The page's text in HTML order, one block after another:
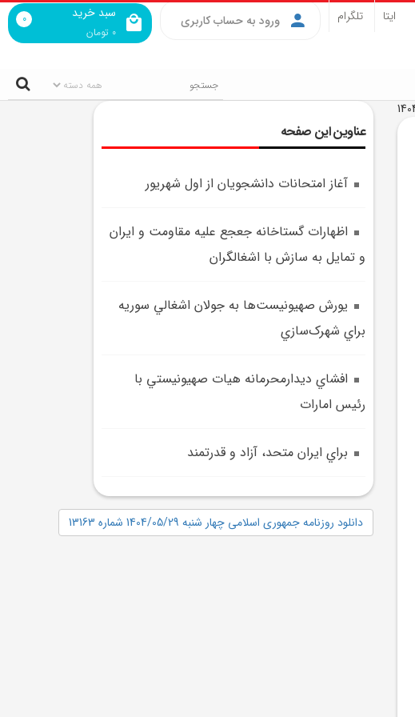
سبد خرید
0 تومان
0 ورود به حساب کاربری ایتا تلگرام
عناوین این صفحه
آغاز امتحانات دانشجويان از اول شهريور
اظهارات گستاخانه جعجع عليه مقاومت و ايران
و تمايل به سازش با اشغالگران
يورش صهيونيست‌ها به جولان اشغالي سوريه
براي شهرک‌سازي
افشاي ديدارمحرمانه هيات صهيونيستي با
رئيس امارات
براي ايران متحد، آزاد و قدرتمند
دانلود روزنامه جمهوری اسلامی چهار شنبه 1404/05/29 شماره 13163